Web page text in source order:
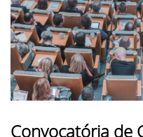
Convocatória de